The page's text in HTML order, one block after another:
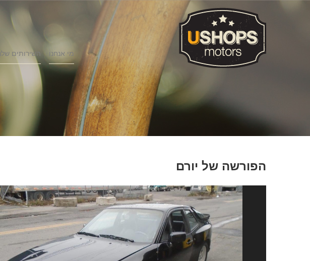
מי אנחנו השירותים שלנו
הפורשה של יורם